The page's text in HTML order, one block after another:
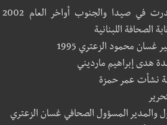
أول صحيفة اليكترونية صدرت في صيدا والجنوب أواخر العام 2002
الصحافة اللبنانية
محمود الزعتري 1995
هدى إبراهيم مارديني
نشأت عمر حمزة
والمدير المسؤول الصحافي غسان الزعتري